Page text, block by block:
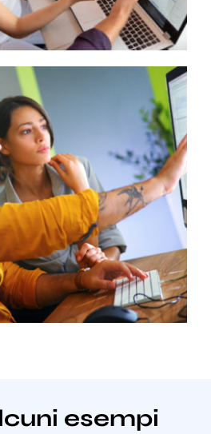
esempi